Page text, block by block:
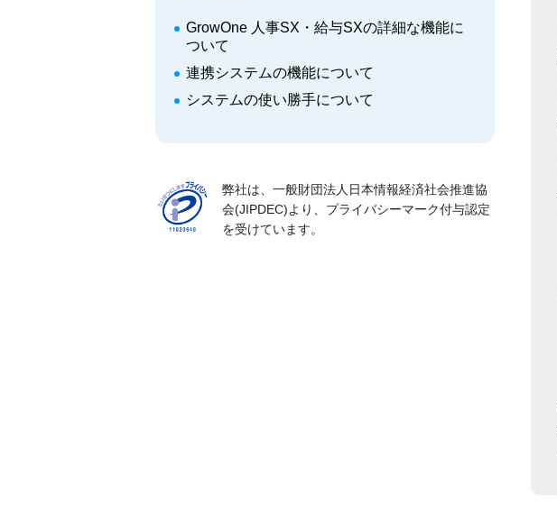
GrowOne 人事SX・給与SXの詳細な機能に
ついて
連携システムの機能について
システムの使い勝手について
弊社は、一般財団法人日本情報経済社会推進協
会(JIPDEC)より、プライバシーマーク付与認定
を受けています。